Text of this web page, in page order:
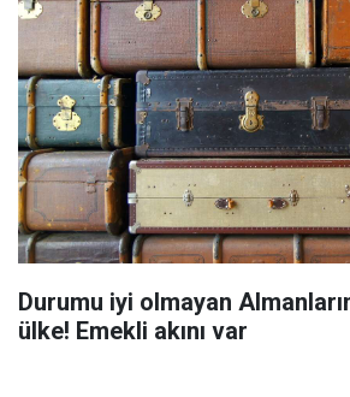
Durumu iyi olmayan
ülke! Emekli akını var